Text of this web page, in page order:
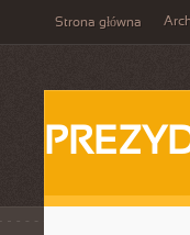
Strona główna